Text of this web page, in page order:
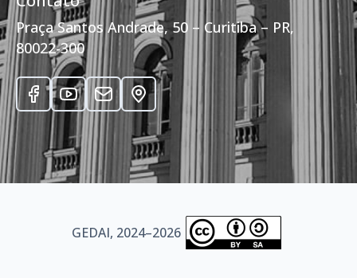
Praça Santos Andrade, 50 – Curitiba – PR,
80022-300
GEDAI, 2024–2026